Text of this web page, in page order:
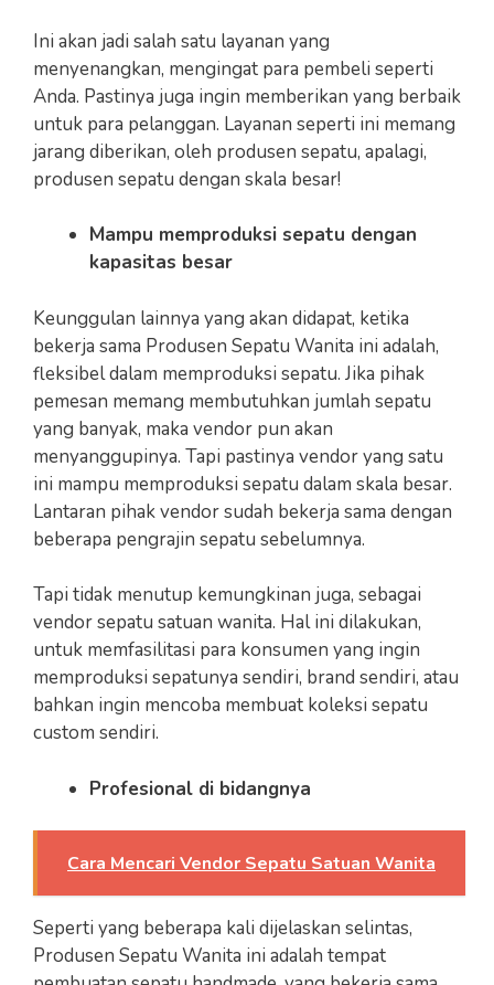
Ini akan jadi salah satu layanan yang
menyenangkan, mengingat para pembeli seperti
Anda. Pastinya juga ingin memberikan yang berbaik
untuk para pelanggan. Layanan seperti ini memang
jarang diberikan, oleh produsen sepatu, apalagi,
produsen sepatu dengan skala besar!
Mampu memproduksi sepatu dengan
kapasitas besar
Keunggulan lainnya yang akan didapat, ketika
bekerja sama Produsen Sepatu Wanita ini adalah,
fleksibel dalam memproduksi sepatu. Jika pihak
pemesan memang membutuhkan jumlah sepatu
yang banyak, maka vendor pun akan
menyanggupinya. Tapi pastinya vendor yang satu
ini mampu memproduksi sepatu dalam skala besar.
Lantaran pihak vendor sudah bekerja sama dengan
beberapa pengrajin sepatu sebelumnya.
Tapi tidak menutup kemungkinan juga, sebagai
vendor sepatu satuan wanita. Hal ini dilakukan,
untuk memfasilitasi para konsumen yang ingin
memproduksi sepatunya sendiri, brand sendiri, atau
bahkan ingin mencoba membuat koleksi sepatu
custom sendiri.
Profesional di bidangnya
Cara Mencari Vendor Sepatu Satuan Wanita
Seperti yang beberapa kali dijelaskan selintas,
Produsen Sepatu Wanita ini adalah tempat